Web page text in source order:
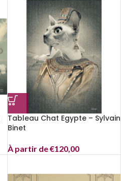
Tableau Chat Egypte – Sylvain
Binet
À partir de€120,00